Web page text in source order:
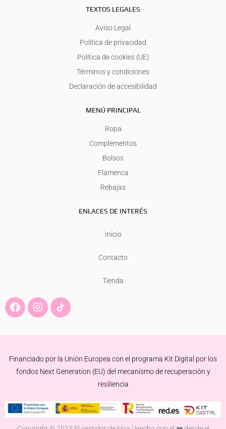
TEXTOS LEGALES
Aviso Legal
Política de privacidad
Política de cookies (UE)
Términos y condiciones
Declaración de accesibilidad
MENÚ PRINCIPAL
Ropa
Complementos
Bolsos
Flamenca
Rebajas
ENLACES DE INTERÉS
Inicio
Contacto
Tienda
F
a
e
o
k
I
n
t
r
a
Financiado por la Unión Europea con el programa Kit Digital por los
fondos Next Generation (EU) del mecanismo de recuperación y
resiliencia